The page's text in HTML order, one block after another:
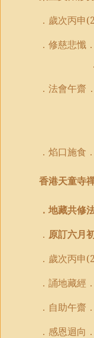
．歲次丙申
．修慈悲懺
．法會午齋
．焰口施食
香港天童寺
．地藏共修
． 原訂六月
．歲次丙申
．誦地藏經
． 自助午齋
． 感恩迴向